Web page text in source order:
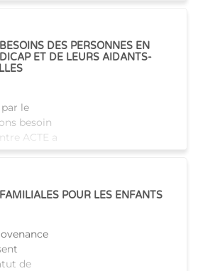
long du
DES PERSONNES EN
ET DE LEURS AIDANTS-
le
besoin
ACTE a
et
une
et les
POUR LES ENFANTS
de